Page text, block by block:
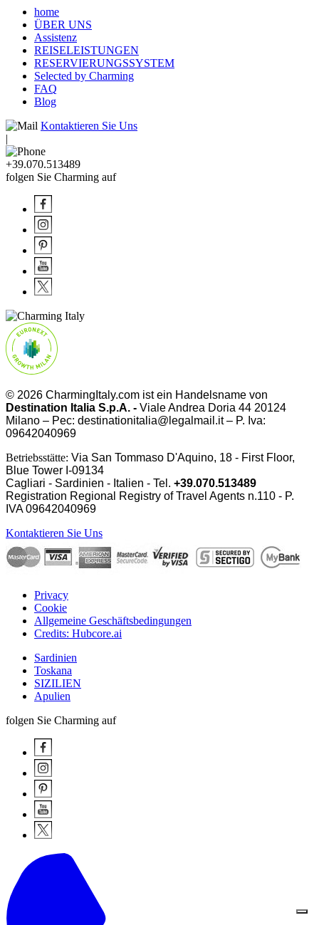
home
ÜBER UNS
Assistenz
REISELEISTUNGEN
RESERVIERUNGSSYSTEM
Selected by Charming
FAQ
Blog
Kontaktieren Sie Uns
|
+39.070.513489
folgen Sie Charming auf
© 2026 CharmingItaly.com ist ein Handelsname von
Destination Italia S.p.A. - Viale Andrea Doria 44 20124
Milano – Pec: destinationitalia@legalmail.it – P. Iva:
09642040969
Betriebsstätte: Via San Tommaso D'Aquino, 18 - First Floor,
Blue Tower I-09134
Cagliari - Sardinien - Italien - Tel. +39.070.513489
Registration Regional Registry of Travel Agents n.110 - P.
IVA09642040969
Kontaktieren Sie Uns
Privacy
Cookie
Allgemeine Geschäftsbedingungen
Credits: Hubcore.ai
Sardinien
Toskana
SIZILIEN
Apulien
folgen Sie Charming auf